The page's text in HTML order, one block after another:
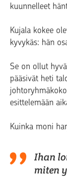
kuunnelleet
Kujala kokee
kyvykäs: hän
Se on ollut
pääsivät heti
esittelemään
Kuinka moni
Ihan
miten